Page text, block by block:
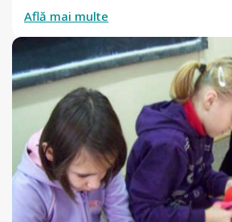
Află mai multe